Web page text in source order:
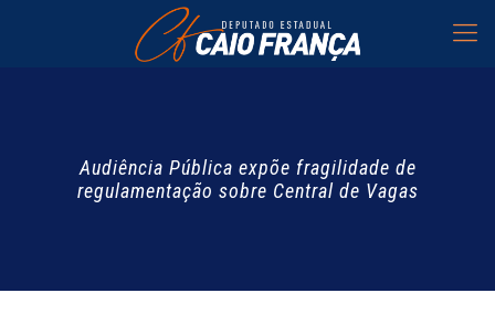
Audiência Pública expõe fragilidade de
regulamentação sobre Central de Vagas